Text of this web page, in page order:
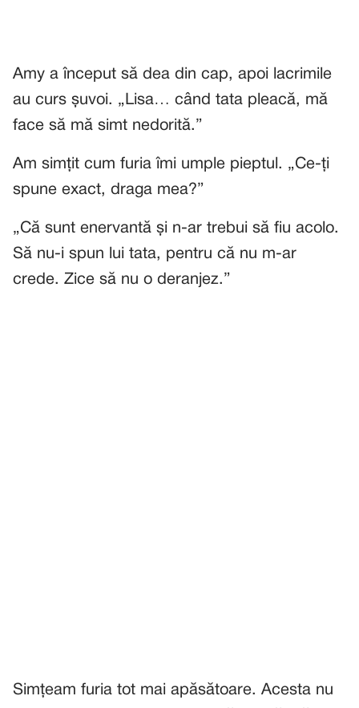
Amy a început să dea din cap, apoi lacrimile
au curs șuvoi. „Lisa… când tata pleacă, mă
face să mă simt nedorită.”
Am simțit cum furia îmi umple pieptul. „Ce-ți
spune exact, draga mea?”
„Că sunt enervantă și n-ar trebui să fiu acolo.
Să nu-i spun lui tata, pentru că nu m-ar
crede. Zice să nu o deranjez.”
Simțeam furia tot mai apăsătoare. Acesta nu